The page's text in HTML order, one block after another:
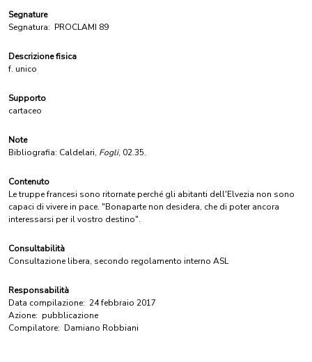
Segnature
Segnatura: PROCLAMI 89
Descrizione fisica
f. unico
Supporto
cartaceo
Note
Bibliografia: Caldelari, Fogli, 02.35.
Contenuto
Le truppe francesi sono ritornate perché gli abitanti dell'Elvezia non sono
capaci di vivere in pace. "Bonaparte non desidera, che di poter ancora
interessarsi per il vostro destino".
Consultabilità
Consultazione libera, secondo regolamento interno ASL
Responsabilità
Data compilazione: 24 febbraio 2017
Azione: pubblicazione
Compilatore: Damiano Robbiani